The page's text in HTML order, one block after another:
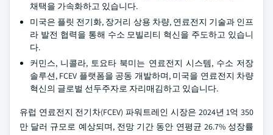
채택을 가속화하고 있습니다.
미국은 플릿 전기화, 장거리 상용 차량, 연료전지 기술과 인프
라 발전 협력을 통해 수소 모빌리티 혁신을 주도하고 있습니
다.
커민스, 니콜라, 토요타 북미는 연료전지 시스템, 수소 저장
솔루션, FCEV 플랫폼을 공동 개발하며, 미국을 연료전지 차량
혁신의 글로벌 선두주자로 자리매김하고 있습니다.
유럽 연료전지 전기차(FCEV) 파워트레인 시장은 2024년 1억 350
만 달러 규모로 예상되며, 전망 기간 동안 연평균 26.7% 성장률